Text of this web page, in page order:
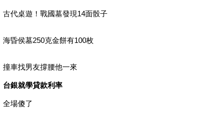
古代桌遊！戰國墓發現14面骰子
海昏侯墓250克金餅有100枚
撞車找男友撐腰他一來
台銀就學貸款利率
全場傻了